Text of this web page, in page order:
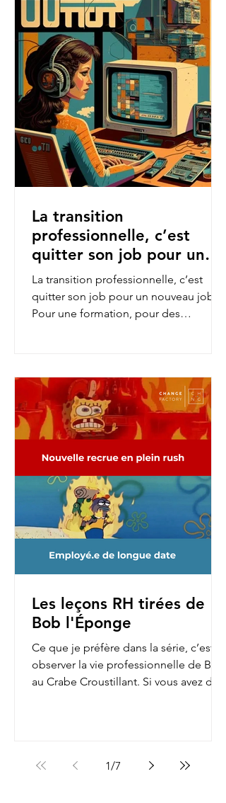
La transition
professionnelle, c’est
quitter son job pour un
nouveau job.
La transition professionnelle, c’est
quitter son job pour un nouveau job.
Pour une formation, pour des
Les leçons RH tirées de
Bob l'Éponge
Ce que je préfère dans la série, c’est
observer la vie professionnelle de Bob
au Crabe Croustillant. Si vous avez déjà
1/7